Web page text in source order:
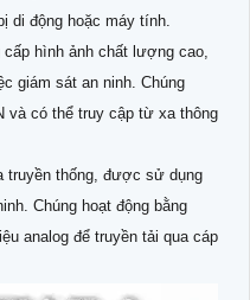
di động hoặc máy tính.
hình ảnh chất lượng cao,
giám sát an ninh. Chúng
có thể truy cập từ xa thông
truyền thống, được sử dụng
Chúng hoạt động bằng
analog để truyền tải qua cáp